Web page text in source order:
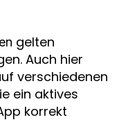
gelten
Auch hier
verschiedenen
ein aktives
korrekt